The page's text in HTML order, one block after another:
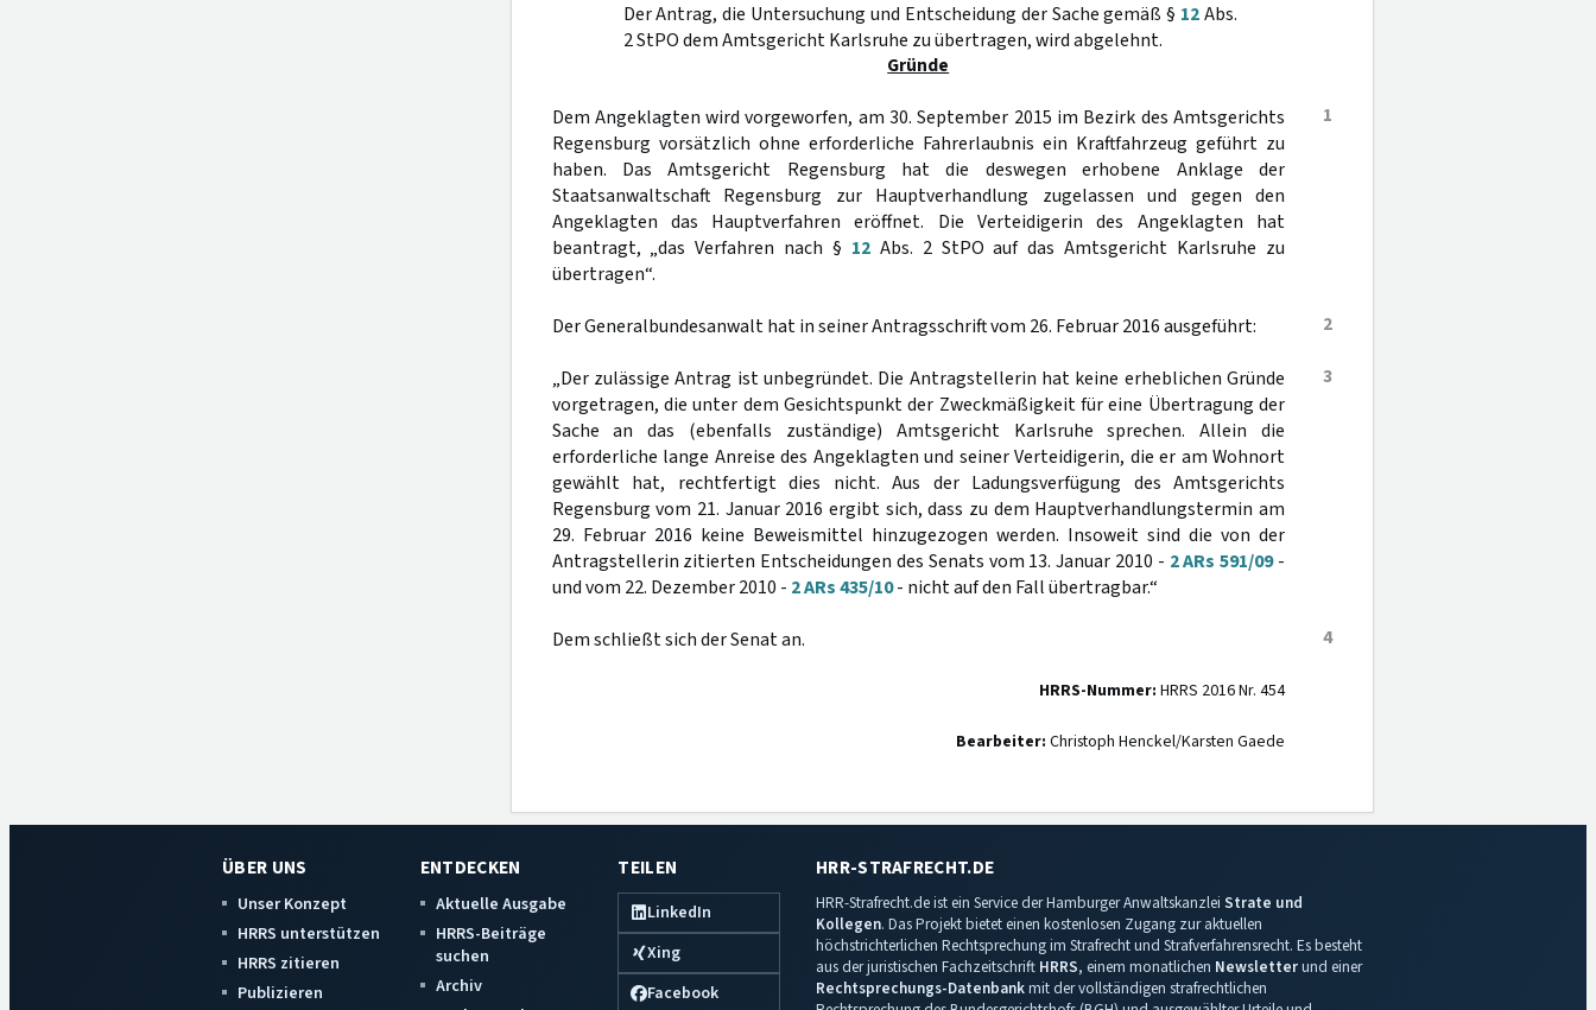
Der Antrag, die Untersuchung und Entscheidung der Sache gemäß § 12Abs.
2 StPO dem Amtsgericht Karlsruhe zu übertragen, wird abgelehnt.
Gründe
1
Dem Angeklagten wird vorgeworfen, am 30. September 2015 im Bezirk des Amtsgerichts
Regensburg vorsätzlich ohne erforderliche Fahrerlaubnis ein Kraftfahrzeug geführt zu
haben. Das Amtsgericht Regensburg hat die deswegen erhobene Anklage der
Staatsanwaltschaft Regensburg zur Hauptverhandlung zugelassen und gegen den
Angeklagten das Hauptverfahren eröffnet. Die Verteidigerin des Angeklagten hat
beantragt, „das Verfahren nach § 12Abs. 2 StPO auf das Amtsgericht Karlsruhe zu
übertragen“.
2
Der Generalbundesanwalt hat in seiner Antragsschrift vom 26. Februar 2016 ausgeführt:
3
„Der zulässige Antrag ist unbegründet. Die Antragstellerin hat keine erheblichen Gründe
vorgetragen, die unter dem Gesichtspunkt der Zweckmäßigkeit für eine Übertragung der
Sache an das (ebenfalls zuständige) Amtsgericht Karlsruhe sprechen. Allein die
erforderliche lange Anreise des Angeklagten und seiner Verteidigerin, die er am Wohnort
gewählt hat, rechtfertigt dies nicht. Aus der Ladungsverfügung des Amtsgerichts
Regensburg vom 21. Januar 2016 ergibt sich, dass zu dem Hauptverhandlungstermin am
29. Februar 2016 keine Beweismittel hinzugezogen werden. Insoweit sind die von der
Antragstellerin zitierten Entscheidungen des Senats vom 13. Januar 2010 - 2 ARs 591/09-
und vom 22. Dezember 2010 - 2 ARs 435/10- nicht auf den Fall übertragbar.“
4
Dem schließt sich der Senat an.
HRRS-Nummer: HRRS 2016 Nr. 454
Bearbeiter: Christoph Henckel/Karsten Gaede
ÜBER UNS
Unser Konzept
HRRS unterstützen
HRRS zitieren
Publizieren
ENTDECKEN
Aktuelle Ausgabe
HRRS-Beiträge
suchen
Archiv
TEILEN
LinkedIn
Xing
Facebook
HRR-STRAFRECHT.DE
HRR-Strafrecht.de ist ein Service der Hamburger Anwaltskanzlei Strate und
Kollegen. Das Projekt bietet einen kostenlosen Zugang zur aktuellen
höchstrichterlichen Rechtsprechung im Strafrecht und Strafverfahrensrecht. Es besteht
aus der juristischen Fachzeitschrift HRRS, einem monatlichen Newsletterund einer
Rechtsprechungs-Datenbankmit der vollständigen strafrechtlichen